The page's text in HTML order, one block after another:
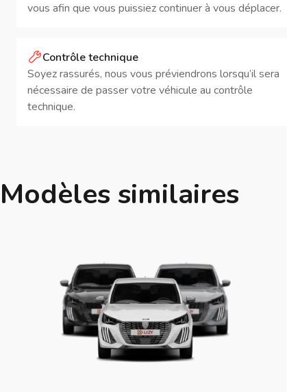
Modèles similaires
vous afin que vous puissiez continuer à vous déplacer.
Contrôle technique
Soyez rassurés, nous vous préviendrons lorsqu’il sera
nécessaire de passer votre véhicule au contrôle
technique.